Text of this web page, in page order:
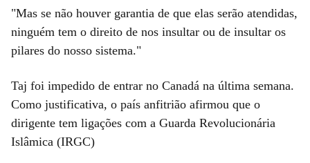
"Mas se não houver garantia de que elas serão atendidas,
ninguém tem o direito ‌de nos insultar ou de insultar os
pilares do nosso sistema."
Taj foi impedido de entrar no Canadá na última semana.
Como justificativa, o país anfitrião afirmou que o
dirigente tem ligações com a Guarda ‌Revolucionária
Islâmica (IRGC)